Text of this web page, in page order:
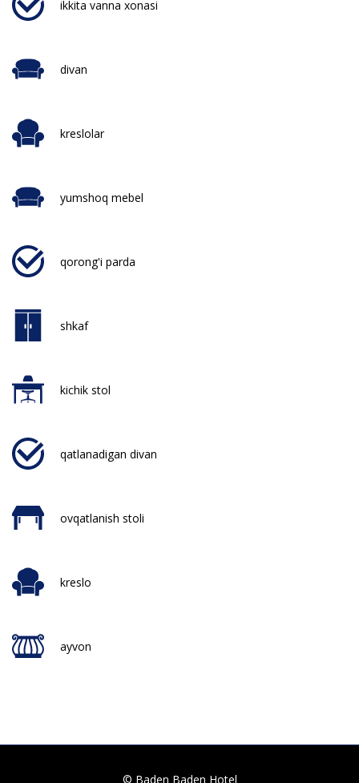
ikkita vanna xonasi
divan
kreslolar
yumshoq mebel
qorong'i parda
shkaf
kichik stol
qatlanadigan divan
ovqatlanish stoli
kreslo
ayvon
© Baden Baden Hotel